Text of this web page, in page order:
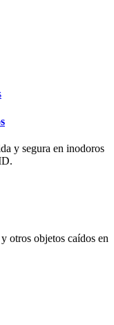
y segura en inodoros
otros objetos caídos en